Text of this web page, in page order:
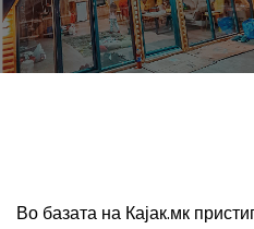
Во базата на Кајак.мк